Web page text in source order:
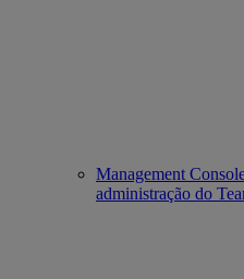
Management
administração do